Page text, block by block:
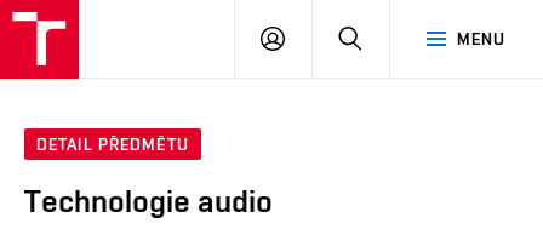
MENU
PŘIHLÁSIT
DETAIL PŘEDMĚTU
Technologie audio